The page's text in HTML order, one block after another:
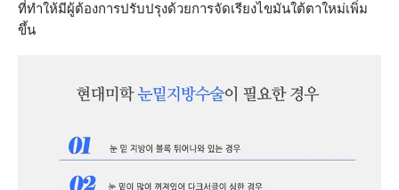
ที่ทำให้มีผู้ต้องการปรับปรุงด้วยการจัดเรียงไขมันใต้ตาใหม่เพิ่ม
ขึ้น